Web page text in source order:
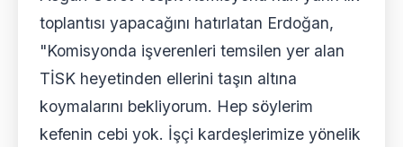
toplantısı yapacağını hatırlatan Erdoğan,
"Komisyonda işverenleri temsilen yer alan
TİSK heyetinden ellerini taşın altına
koymalarını bekliyorum. Hep söylerim
kefenin cebi yok. İşçi kardeşlerimize yönelik